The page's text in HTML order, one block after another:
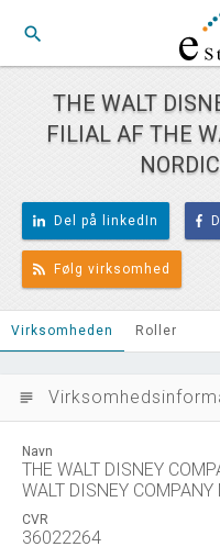
search
THE WALT
FILIAL AF THE
Del på linkedIn
Følg virksomhed
Virksomheden Roller
subject
Navn
THE WALT DISNEY
WALT DISNEY
CVR
36022264